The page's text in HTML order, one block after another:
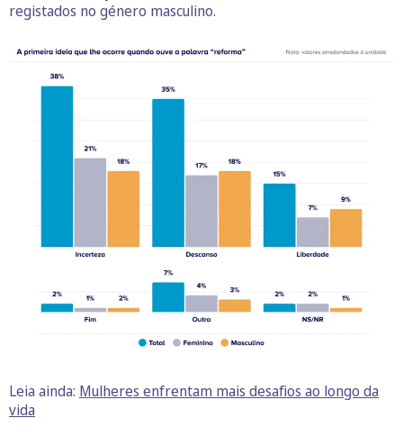
registados no género masculino.
Leia ainda: Mulheres enfrentam mais desafios ao longo da
vida